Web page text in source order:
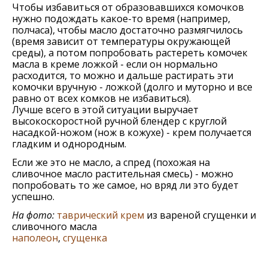
Чтобы избавиться от образовавшихся комочков
нужно подождать какое-то время (например,
полчаса), чтобы масло достаточно размягчилось
(время зависит от температуры окружающей
среды), а потом попробовать растереть комочек
масла в креме ложкой - если он нормально
расходится, то можно и дальше растирать эти
комочки вручную - ложкой (долго и муторно и все
равно от всех комков не избавиться).
Лучше всего в этой ситуации выручает
высокоскоростной ручной блендер с круглой
насадкой-ножом (нож в кожухе) - крем получается
гладким и однородным.
Если же это не масло, а спред (похожая на
сливочное масло растительная смесь) - можно
попробовать то же самое, но вряд ли это будет
успешно.
На фото: таврический крем из вареной сгущенки и
сливочного масла
наполеон, сгущенка